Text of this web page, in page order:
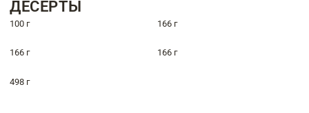
ДЕСЕРТЫ
100 г 166 г
166 г 166 г
498 г